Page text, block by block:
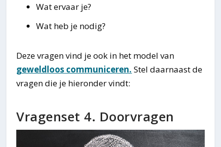
Wat ervaar je?
Wat heb je nodig?
Deze vragen vind je ook in het model van
geweldloos communiceren. Stel daarnaast de
vragen die je hieronder vindt:
Vragenset 4. Doorvragen